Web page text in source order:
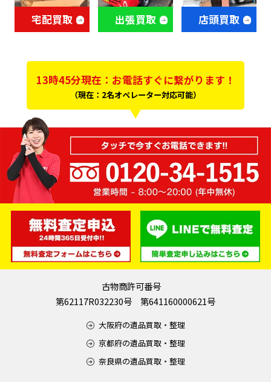
宅配買取 出張買取 店頭買取
13時45分現在：お電話すぐに繋がります！
（現在：2名オペレーター対応可能）
古物商許可番号
第62117R032230号 第641160000621号
大阪府の遺品買取・整理
京都府の遺品買取・整理
奈良県の遺品買取・整理